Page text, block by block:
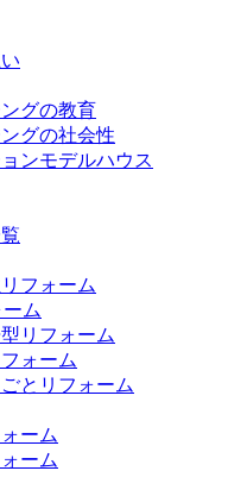
グの教育
グの社会性
ンモデルハウス
フォーム
ム
リフォーム
ォーム
とリフォーム
ーム
ーム